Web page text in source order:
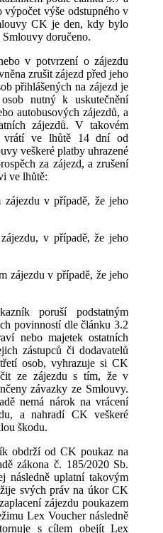
výše odstupného v
CK je den, kdy bylo
doručeno.
v potvrzení o zájezdu
zrušit zájezd před jeho
přihlášených na zájezd je
nutný k uskutečnění
autobusových zájezdů, a
zájezdů. V takovém
vrátí ve lhůtě 14 dní od
veškeré platby uhrazené
za zájezd, a zrušení
ve lhůtě:
v případě, že jeho
v případě, že jeho
zájezdu v případě, že jeho
poruší podstatným
povinností dle článku 3.2
nebo majetek ostatních
zástupců či dodavatelů
osob, vyhrazuje si CK
ze zájezdu s tím, že v
závazky ze Smlouvy.
nemá nárok na vrácení
a nahradí CK veškeré
škodu.
obdrží od CK poukaz na
zákona č. 185/2020 Sb.
následně uplatní takovým
svých práv na úkor CK
zájezdu poukazem
Lex Voucher následně
s cílem obejít Lex